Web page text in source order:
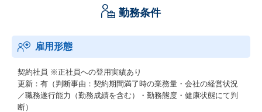
勤務条件
雇用形態
契約社員 ※正社員への登用実績あり
更新：有（判断事由：契約期間満了時の業務量・会社の経営状況
／職務遂行能力（勤務成績を含む）・勤務態度・健康状態にて判
断）